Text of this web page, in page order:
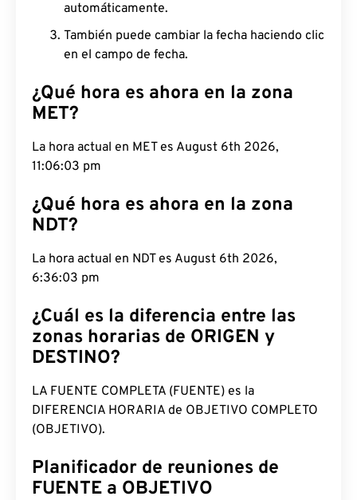
automáticamente.
También puede cambiar la fecha haciendo clic
en el campo de fecha.
¿Qué hora es ahora en la zona
MET?
La hora actual en MET es August 6th 2026,
11:06:04 pm
¿Qué hora es ahora en la zona
NDT?
La hora actual en NDT es August 6th 2026,
6:36:04 pm
¿Cuál es la diferencia entre las
zonas horarias de ORIGEN y
DESTINO?
LA FUENTE COMPLETA (FUENTE) es la
DIFERENCIA HORARIA de OBJETIVO COMPLETO
(OBJETIVO).
Planificador de reuniones de
FUENTE a OBJETIVO